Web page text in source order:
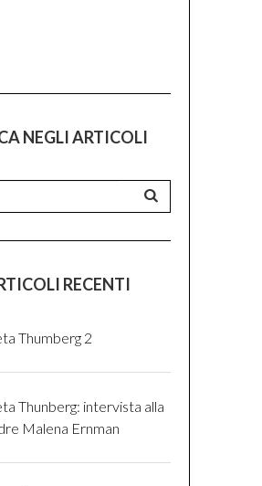
NEGLI ARTICOLI
RECENTI
Thumberg 2
Thunberg: intervista alla
Malena Ernman